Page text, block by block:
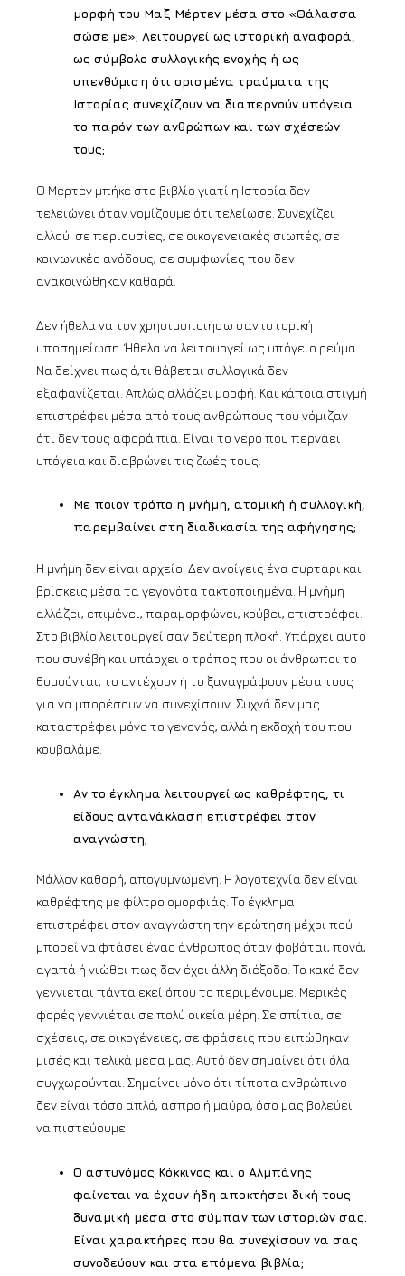
μορφή του Μαξ Μέρτεν μέσα στο «Θάλασσα
σώσε με»; Λειτουργεί ως ιστορική αναφορά,
ως σύμβολο συλλογικής ενοχής ή ως
υπενθύμιση ότι ορισμένα τραύματα της
Ιστορίας συνεχίζουν να διαπερνούν υπόγεια
το παρόν των ανθρώπων και των σχέσεών
τους;
Ο Μέρτεν μπήκε στο βιβλίο γιατί η Ιστορία δεν
τελειώνει όταν νομίζουμε ότι τελείωσε. Συνεχίζει
αλλού: σε περιουσίες, σε οικογενειακές σιωπές, σε
κοινωνικές ανόδους, σε συμφωνίες που δεν
ανακοινώθηκαν καθαρά.
Δεν ήθελα να τον χρησιμοποιήσω σαν ιστορική
υποσημείωση. Ήθελα να λειτουργεί ως υπόγειο ρεύμα.
Να δείχνει πως ό,τι θάβεται συλλογικά δεν
εξαφανίζεται. Απλώς αλλάζει μορφή. Και κάποια στιγμή
επιστρέφει μέσα από τους ανθρώπους που νόμιζαν
ότι δεν τους αφορά πια. Είναι το νερό που περνάει
υπόγεια και διαβρώνει τις ζωές τους.
Με ποιον τρόπο η μνήμη, ατομική ή συλλογική,
παρεμβαίνει στη διαδικασία της αφήγησης;
Η μνήμη δεν είναι αρχείο. Δεν ανοίγεις ένα συρτάρι και
βρίσκεις μέσα τα γεγονότα τακτοποιημένα. Η μνήμη
αλλάζει, επιμένει, παραμορφώνει, κρύβει, επιστρέφει.
Στο βιβλίο λειτουργεί σαν δεύτερη πλοκή. Υπάρχει αυτό
που συνέβη και υπάρχει ο τρόπος που οι άνθρωποι το
θυμούνται, το αντέχουν ή το ξαναγράφουν μέσα τους
για να μπορέσουν να συνεχίσουν. Συχνά δεν μας
καταστρέφει μόνο το γεγονός, αλλά η εκδοχή του που
κουβαλάμε.
Αν το έγκλημα λειτουργεί ως καθρέφτης, τι
είδους αντανάκλαση επιστρέφει στον
αναγνώστη;
Μάλλον καθαρή, απογυμνωμένη. Η λογοτεχνία δεν είναι
καθρέφτης με φίλτρο ομορφιάς. Το έγκλημα
επιστρέφει στον αναγνώστη την ερώτηση μέχρι πού
μπορεί να φτάσει ένας άνθρωπος όταν φοβάται, πονά,
αγαπά ή νιώθει πως δεν έχει άλλη διέξοδο. Το κακό δεν
γεννιέται πάντα εκεί όπου το περιμένουμε. Μερικές
φορές γεννιέται σε πολύ οικεία μέρη. Σε σπίτια, σε
σχέσεις, σε οικογένειες, σε φράσεις που ειπώθηκαν
μισές και τελικά μέσα μας. Αυτό δεν σημαίνει ότι όλα
συγχωρούνται. Σημαίνει μόνο ότι τίποτα ανθρώπινο
δεν είναι τόσο απλό, άσπρο ή μαύρο, όσο μας βολεύει
να πιστεύουμε.
Ο αστυνόμος Κόκκινος και ο Αλμπάνης
φαίνεται να έχουν ήδη αποκτήσει δική τους
δυναμική μέσα στο σύμπαν των ιστοριών σας.
Είναι χαρακτήρες που θα συνεχίσουν να σας
συνοδεύουν και στα επόμενα βιβλία;